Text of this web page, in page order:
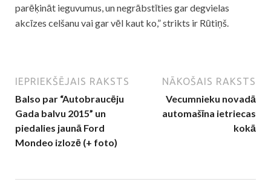
parēķināt ieguvumus, un negrābstīties gar degvielas
akcīzes celšanu vai gar vēl kaut ko,” strikts ir Rūtiņš.
IEPRIEKŠĒJAIS RAKSTS
Balso par “Autobraucēju
Gada balvu 2015” un
piedalies jaunā Ford
Mondeo izlozē (+ foto)
NĀKOŠAIS RAKSTS
Vecumnieku novadā
automašīna ietriecas
kokā